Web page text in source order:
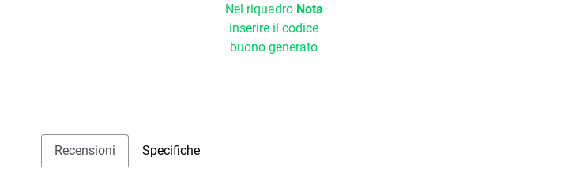
Nel riquadro Nota
inserire il codice
buono generato
Recensioni Specifiche